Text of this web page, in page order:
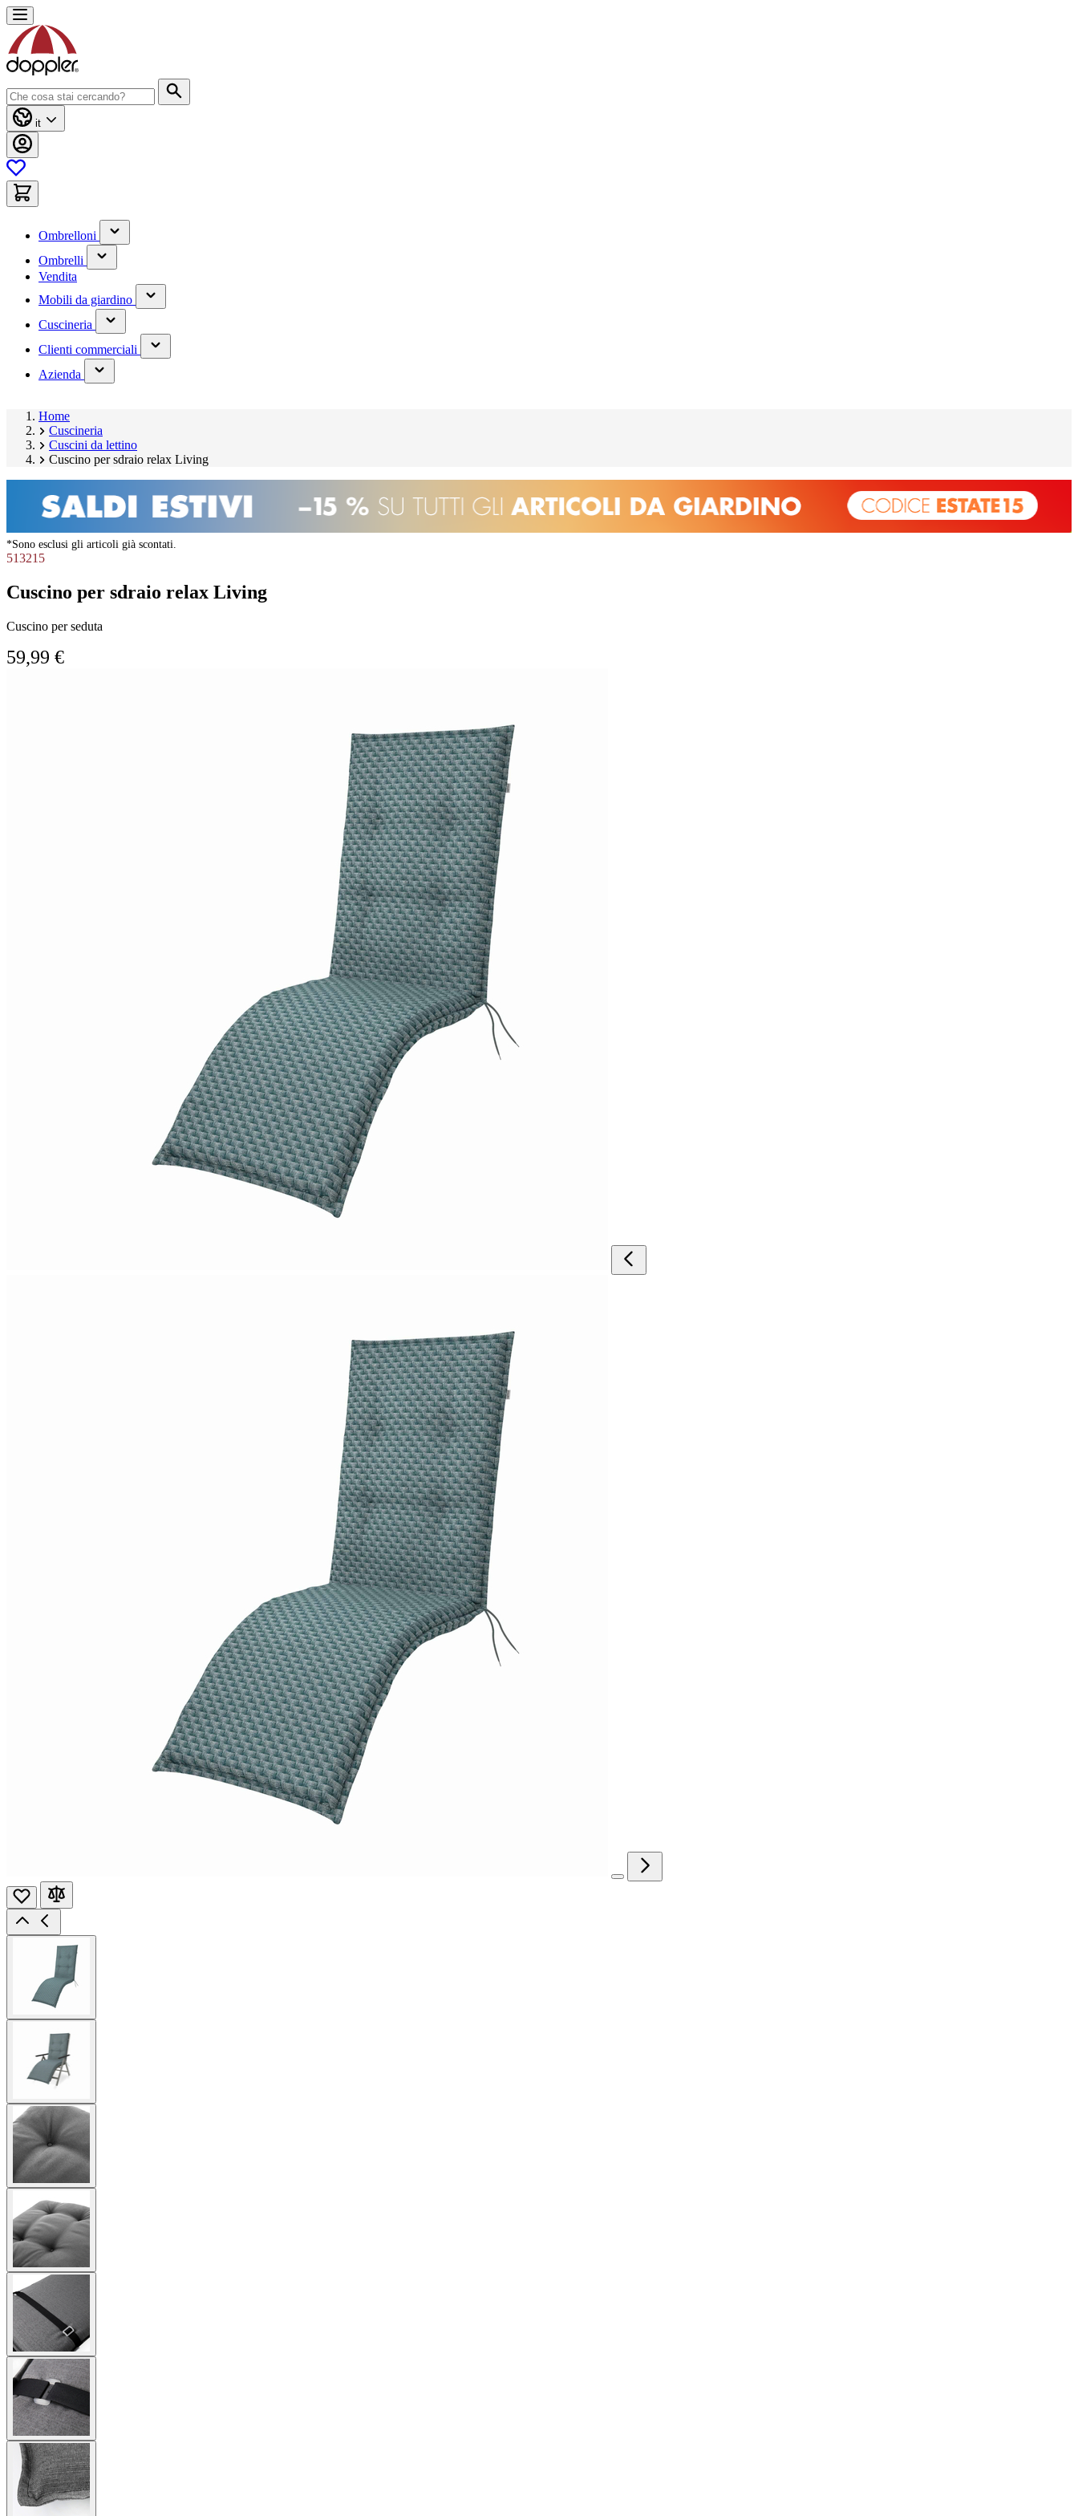
Salta
al
contenuto
it
Ombrelloni
(contiene
un
sottomenu)
Ombrelli
(contiene
un
Vendita
Mobili da giardino
(contiene
un
Cuscineria
(contiene
un
sottomenu)
Clienti commerciali
(has
submenu)
Azienda
(has
submenu)
Home
Cuscineria
Cuscini da lettino
Cuscino per sdraio relax Living
*Sono esclusi gli articoli già scontati.
513215
Cuscino per sdraio relax Living
Cuscino per seduta
59,99 €
View
larger
image
larger
image
larger
image
View
larger
image
View
larger
image